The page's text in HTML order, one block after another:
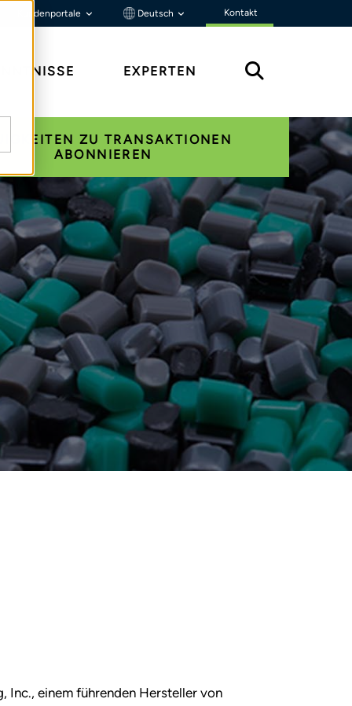
Kundenportale Deutsch Kontakt
EXPERTEN
ZU TRANSAKTIONEN
ABONNIEREN
Inc., einem führenden Hersteller von